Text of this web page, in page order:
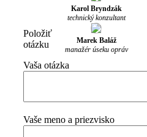
Karol Bryndzák
technický konzultant
Marek Baláž
manažér úseku opráv
Položiť
otázku
Vaša otázka
Vaše meno a priezvisko